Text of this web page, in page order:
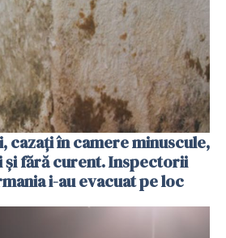
cazați în camere minuscule,
și fără curent. Inspectorii
i-au evacuat pe loc